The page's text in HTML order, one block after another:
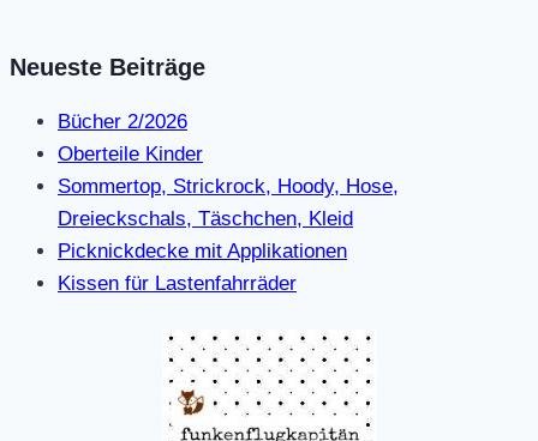
Neueste Beiträge
Bücher 2/2026
Oberteile Kinder
Sommertop, Strickrock, Hoody, Hose,
Dreieckschals, Täschchen, Kleid
Picknickdecke mit Applikationen
Kissen für Lastenfahrräder